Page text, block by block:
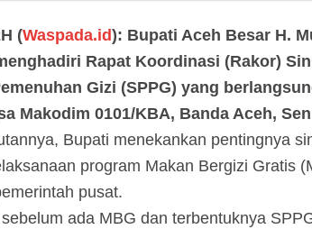
(Waspada.id): Bupati Aceh Besar H.
Rapat Koordinasi (Rakor)
Gizi (SPPG) yang
Makodim 0101/KBA, Banda Aceh,
Bupati menekankan pentingnya
program Makan Bergizi Gratis
pusat.
ada MBG dan terbentuknya